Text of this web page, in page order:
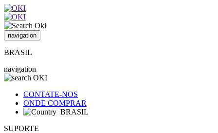
navigation
BRASIL
navigation
CONTATE-NOS
ONDE COMPRAR
BRASIL
SUPORTE